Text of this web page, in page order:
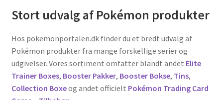
Stort udvalg af Pokémon produkter
Hos pokemonportalen.dk finder du et bredt udvalg af
Pokémon produkter fra mange forskellige serier og
udgivelser. Vores sortiment omfatter blandt andet Elite
Trainer Boxes, Booster Pakker, Booster Bokse, Tins,
Collection Boxeog andet officielt Pokémon Trading Card